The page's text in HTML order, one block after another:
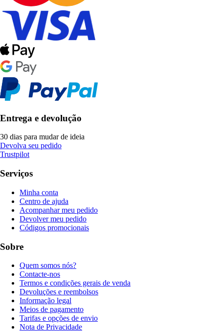
Entrega e devolução
30 dias para mudar de ideia
Devolva seu pedido
Trustpilot
Serviços
Minha conta
Centro de ajuda
Acompanhar meu pedido
Devolver meu pedido
Códigos promocionais
Sobre
Quem somos nós?
Contacte-nos
Termos e condições gerais de venda
Devoluções e reembolsos
Informação legal
Meios de pagamento
Tarifas e opções de envio
Nota de Privacidade